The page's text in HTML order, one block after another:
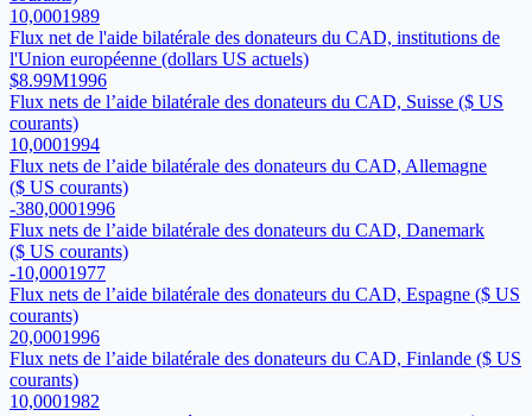
10,0001989
Flux net de l'aide bilatérale des donateurs du CAD, institutions de
l'Union européenne (dollars US actuels)
$8.99M1996
Flux nets de l’aide bilatérale des donateurs du CAD, Suisse ($ US
courants)
10,0001994
Flux nets de l’aide bilatérale des donateurs du CAD, Allemagne
($ US courants)
-380,0001996
Flux nets de l’aide bilatérale des donateurs du CAD, Danemark
($ US courants)
-10,0001977
Flux nets de l’aide bilatérale des donateurs du CAD, Espagne ($ US
courants)
20,0001996
Flux nets de l’aide bilatérale des donateurs du CAD, Finlande ($ US
courants)
10,0001982